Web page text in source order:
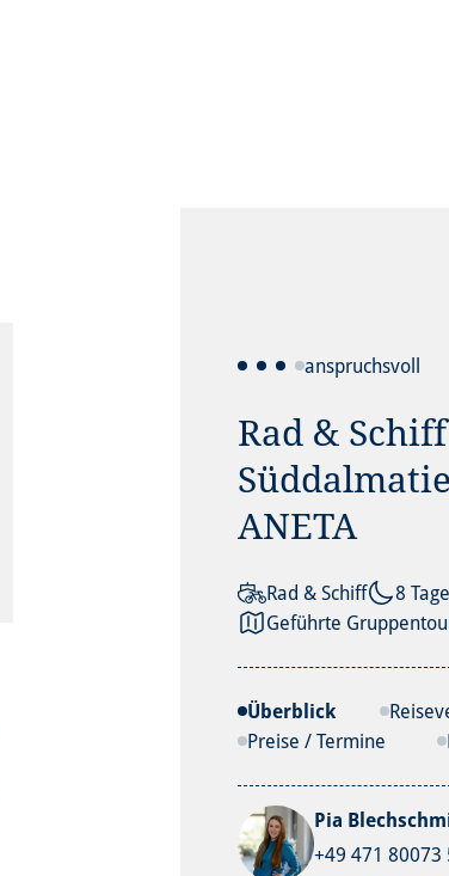
Rad & Schiff
ANETA
anspruchsvoll
Rad & Schiff
8
Geführte
Überblick
Preise / Termine
Pia
+49 471 80073